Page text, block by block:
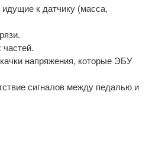
к датчику (масса,
частей.
напряжения, которые ЭБУ
сигналов между педалью и